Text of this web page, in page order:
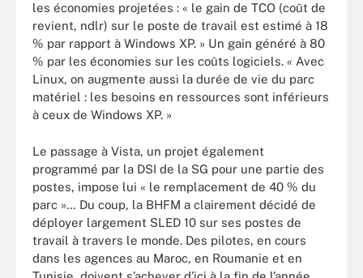
les économies projetées : « le gain de TCO (coût de
revient, ndlr) sur le poste de travail est estimé à 18
% par rapport à Windows XP. » Un gain généré à 80
% par les économies sur les coûts logiciels. « Avec
Linux, on augmente aussi la durée de vie du parc
matériel : les besoins en ressources sont inférieurs
à ceux de Windows XP. »
Le passage à Vista, un projet également
programmé par la DSI de la SG pour une partie des
postes, impose lui « le remplacement de 40 % du
parc »… Du coup, la BHFM a clairement décidé de
déployer largement SLED 10 sur ses postes de
travail à travers le monde. Des pilotes, en cours
dans les agences au Maroc, en Roumanie et en